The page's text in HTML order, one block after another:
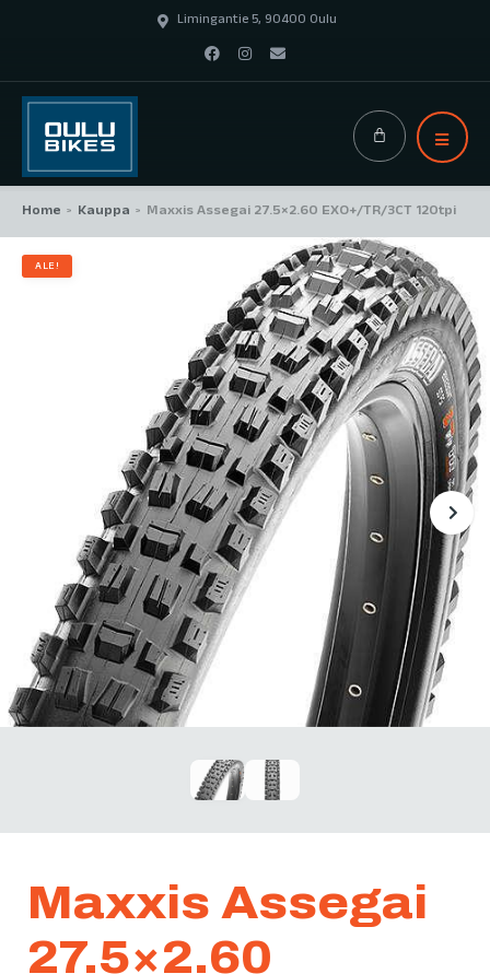
Limingantie 5, 90400 Oulu
Home > Kauppa > Maxxis Assegai 27.5×2.60 EXO+/TR/3CT 120tpi
ALE!
Maxxis Assegai
27.5×2.60